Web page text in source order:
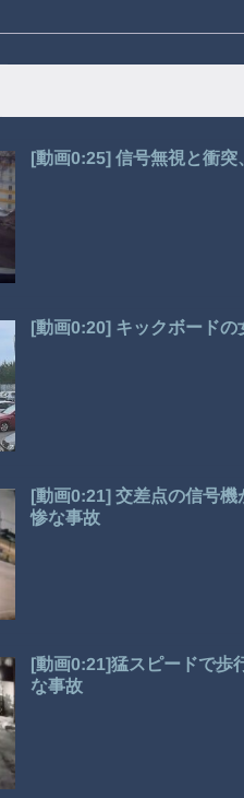
[動画0:25] 信号無視と衝
[動画0:20] キックボード
[動画0:21] 交差点の信号
惨な事故
[動画0:21]猛スピードで歩
な事故